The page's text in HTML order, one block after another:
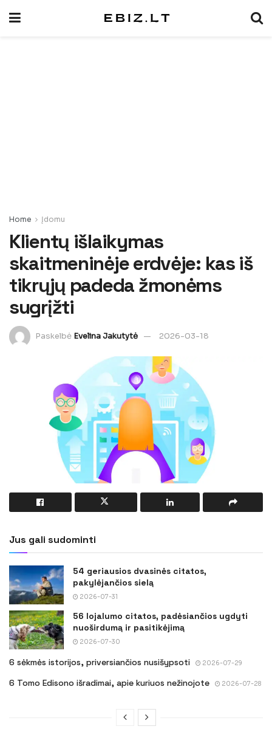
Home Įdomu
Klientų išlaikymas
skaitmeninėje erdvėje: kas iš
tikrųjų padeda žmonėms
sugrįžti
Paskelbė Evelina Jakutytė 2026-03-18
Jus gali sudominti
54 geriausios dvasinės citatos,
pakylėjančios sielą
2026-07-31
56 lojalumo citatos, padėsiančios ugdyti
nuoširdumą ir pasitikėjimą
2026-07-30
6 sėkmės istorijos, priversiančios nusišypsoti 2026-07-29
6 Tomo Edisono išradimai, apie kuriuos nežinojote 2026-07-28